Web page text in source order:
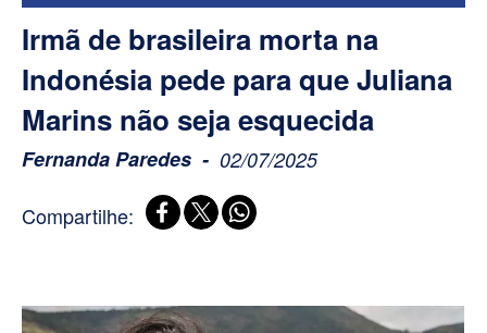
Irmã de brasileira morta na
Indonésia pede para que Juliana
Marins não seja esquecida
Fernanda Paredes 02/07/2025
Compartilhe: